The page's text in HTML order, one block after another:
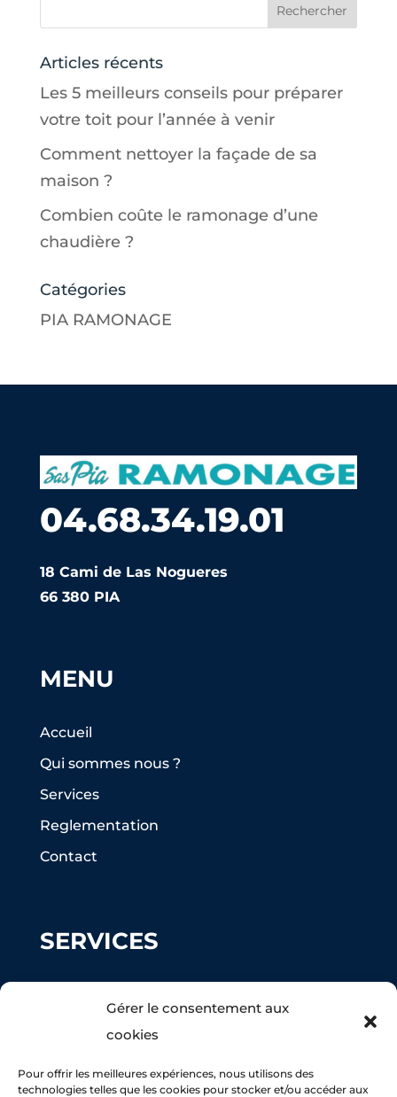
Gérer le consentement aux
cookies
Pour offrir les meilleures expériences, nous utilisons des
technologies telles que les cookies pour stocker et/ou accéder aux
Articles récents
Les 5 meilleurs conseils pour préparer
votre toit pour l’année à venir
Comment nettoyer la façade de sa
maison ?
Combien coûte le ramonage d’une
chaudière ?
Catégories
PIA RAMONAGE
04.68.34.19.01
18 Cami de Las Nogueres
66 380 PIA
MENU
Accueil
Qui sommes nous ?
Services
Reglementation
Contact
SERVICES
Peinture façade
Maçonnerie